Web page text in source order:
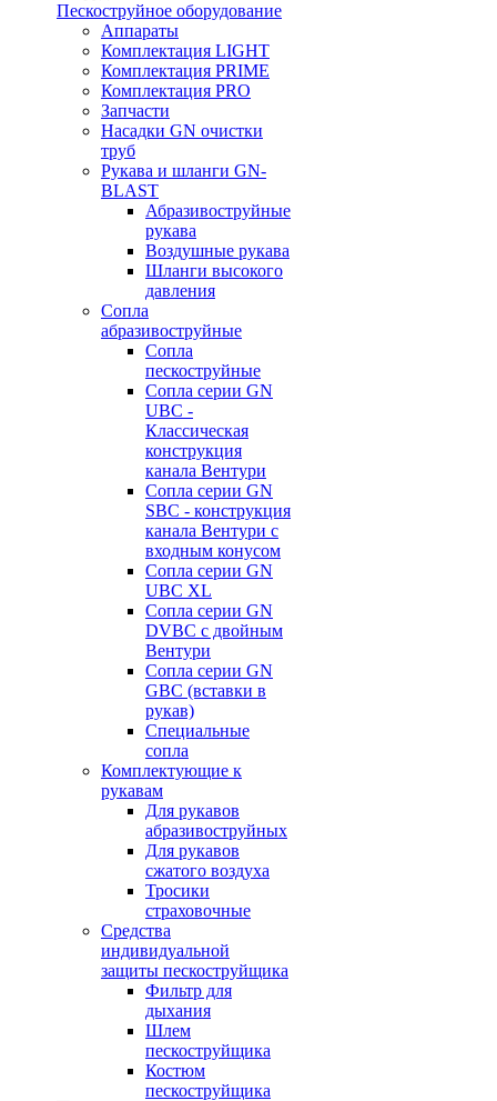
Пескоструйное оборудование
Аппараты
Комплектация LIGHT
Комплектация PRIME
Комплектация PRO
Запчасти
Насадки GN очистки
труб
Рукава и шланги GN-
BLAST
Абразивоструйные
рукава
Воздушные рукава
Шланги высокого
давления
Сопла
абразивоструйные
Сопла
пескоструйные
Сопла серии GN
UBC -
Классическая
конструкция
канала Вентури
Сопла серии GN
SBC - конструкция
канала Вентури c
входным конусом
Сопла серии GN
UBC XL
Сопла серии GN
DVBC с двойным
Вентури
Сопла серии GN
GBC (вставки в
рукав)
Специальные
сопла
Комплектующие к
рукавам
Для рукавов
абразивоструйных
Для рукавов
сжатого воздуха
Тросики
страховочные
Средства
индивидуальной
защиты пескоструйщика
Фильтр для
дыхания
Шлем
пескоструйщика
Костюм
пескоструйщика